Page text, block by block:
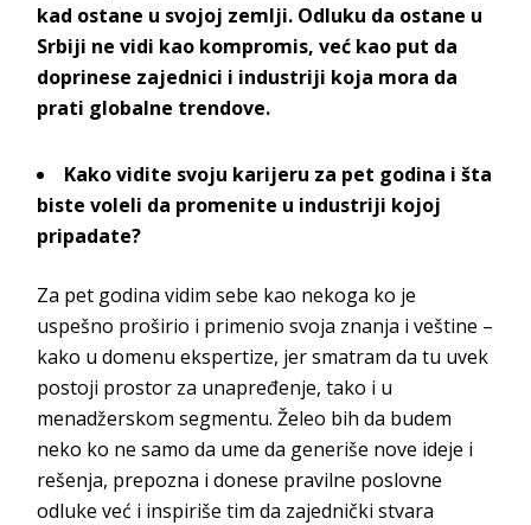
kad ostane u svojoj zemlji. Odluku da ostane u
Srbiji ne vidi kao kompromis, već kao put da
doprinese zajednici i industriji koja mora da
prati globalne trendove.
Kako vidite svoju karijeru za pet godina i šta
biste voleli da promenite u industriji kojoj
pripadate?
Za pet godina vidim sebe kao nekoga ko je
uspešno proširio i primenio svoja znanja i veštine –
kako u domenu ekspertize, jer smatram da tu uvek
postoji prostor za unapređenje, tako i u
menadžerskom segmentu. Želeo bih da budem
neko ko ne samo da ume da generiše nove ideje i
rešenja, prepozna i donese pravilne poslovne
odluke već i inspiriše tim da zajednički stvara